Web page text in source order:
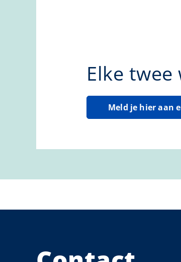
Elke
Meld je hier aan